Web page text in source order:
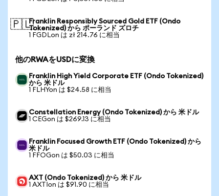
🇵🇱Franklin Responsibly Sourced Gold ETF (Ondo
Tokenized) から ポーランド ズロチ
1 FGDLon は zł 214.76 に相当
他のRWAをUSDに変換
Franklin High Yield Corporate ETF (Ondo Tokenized)
から 米ドル
1 FLHYon は $24.58 に相当
Constellation Energy (Ondo Tokenized) から 米ドル
1 CEGon は $269.13 に相当
Franklin Focused Growth ETF (Ondo Tokenized) から
米ドル
1 FFOGon は $50.03 に相当
AXT (Ondo Tokenized) から 米ドル
1 AXTIon は $91.90 に相当